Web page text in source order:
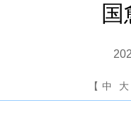
国
【 中 大